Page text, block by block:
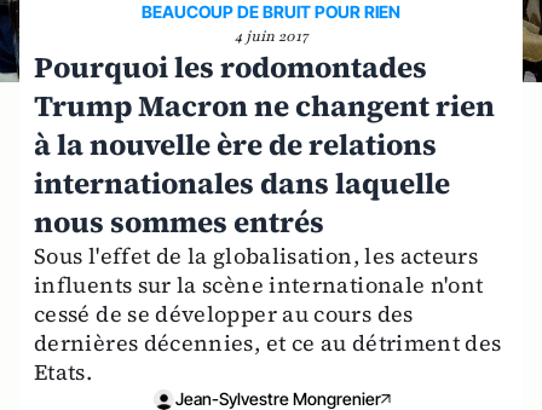
BEAUCOUP DE BRUIT POUR RIEN
4 juin 2017
Pourquoi les rodomontades
Trump Macron ne changent rien
à la nouvelle ère de relations
internationales dans laquelle
nous sommes entrés
Sous l'effet de la globalisation, les acteurs
influents sur la scène internationale n'ont
cessé de se développer au cours des
dernières décennies, et ce au détriment des
Etats.
Jean-Sylvestre Mongrenier